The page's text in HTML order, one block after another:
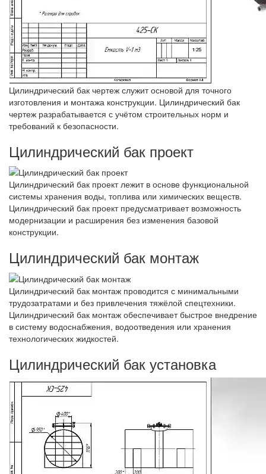
Цилиндрический бак чертеж служит основой для точного
изготовления и монтажа конструкции. Цилиндрический бак
чертеж разрабатывается с учётом строительных норм и
требований к безопасности.
Цилиндрический бак проект
Цилиндрический бак проект лежит в основе функциональной
системы хранения воды, топлива или химических веществ.
Цилиндрический бак проект предусматривает возможность
модернизации и расширения без изменения базовой
конструкции.
Цилиндрический бак монтаж
Цилиндрический бак монтаж проводится с минимальными
трудозатратами и без привлечения тяжёлой спецтехники.
Цилиндрический бак монтаж обеспечивает быстрое внедрение
в систему водоснабжения, водоотведения или хранения
технологических жидкостей.
Цилиндрический бак установка